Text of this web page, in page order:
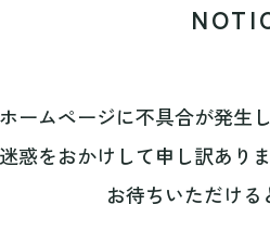
ームページに不具合が発生
惑をおかけして申し訳あり
お待ちいただける